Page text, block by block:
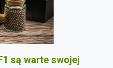
są warte swojej